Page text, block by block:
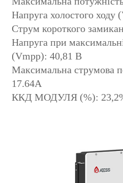
Напруга холостого ходу
Струм короткого
Напруга при
(Vmpp): 40,81 В
Максимальна струмова
17.64A
ККД МОДУЛЯ (%):